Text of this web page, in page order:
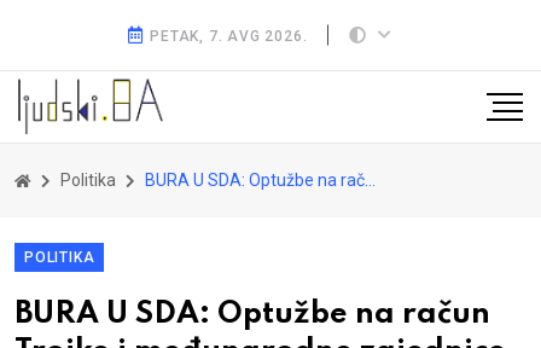
PETAK, 7. AVG 2026.
Politika BURA U SDA: Optužbe na račun Trojke i međunarodne zajednice
POLITIKA
BURA U SDA: Optužbe na račun